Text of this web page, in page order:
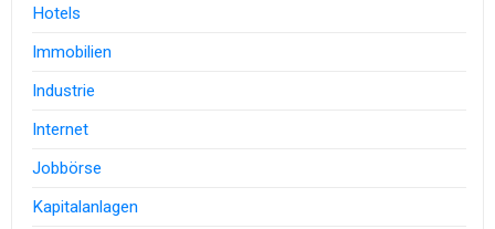
Hotels
Immobilien
Industrie
Internet
Jobbörse
Kapitalanlagen